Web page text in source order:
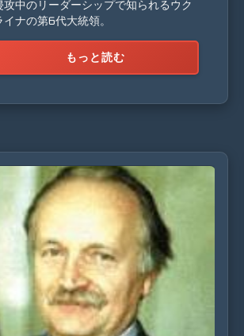
攻中のリーダーシップで知られるウク
イナの第6代大統領。
もっと読む